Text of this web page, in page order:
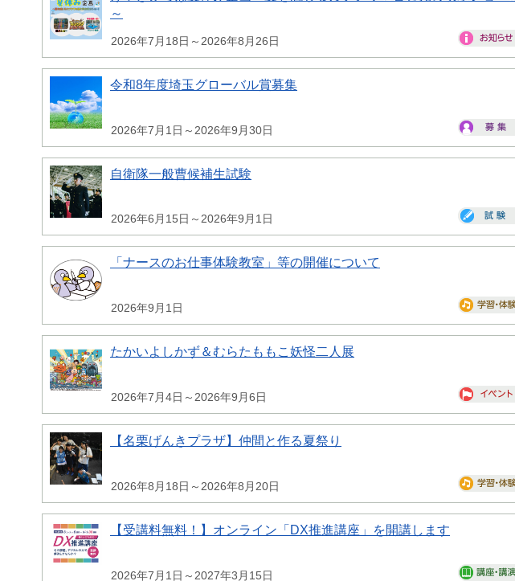
～
2026年7月18日～2026年8月26日
令和8年度埼玉グローバル賞募集
2026年7月1日～2026年9月30日
自衛隊一般曹候補生試験
2026年6月15日～2026年9月1日
「ナースのお仕事体験教室」等の開催について
2026年9月1日
たかいよしかず＆むらたももこ妖怪二人展
2026年7月4日～2026年9月6日
【名栗げんきプラザ】仲間と作る夏祭り
2026年8月18日～2026年8月20日
【受講料無料！】オンライン「DX推進講座」を開講します
2026年7月1日～2027年3月15日